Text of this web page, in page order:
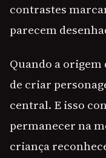
contrastes
parecem
Quando a
de criar
central. E isso
permanecer na
criança